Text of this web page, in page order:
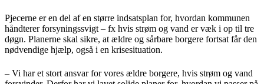
Pjecerne er en del af en større indsatsplan for, hvordan kommunen
håndterer forsyningssvigt – fx hvis strøm og vand er væk i op til tre
døgn. Planerne skal sikre, at ældre og sårbare borgere fortsat får den
nødvendige hjælp, også i en krisesituation.
– Vi har et stort ansvar for vores ældre borgere, hvis strøm og vand